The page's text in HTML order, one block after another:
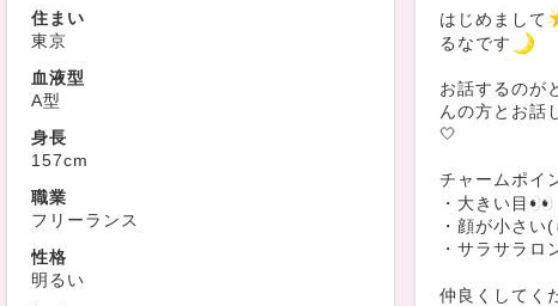
住まい
東京
血液型
A型
身長
157cm
職業
フリーランス
性格
明るい
はじめまして
るなです
お話するのが
んの方とお話
🤍
チャームポイ
・大きい目
・顔が小さい
・サラサラロ
仲良くしてく